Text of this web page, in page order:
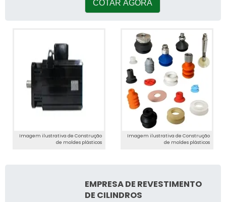
COTAR AGORA
Imagem ilustrativa de Construção
de moldes plásticos
Imagem ilustrativa de Construção
de moldes plásticos
EMPRESA DE REVESTIMENTO
DE CILINDROS